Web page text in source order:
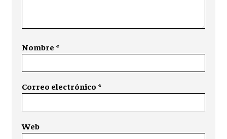
Nombre*
Correo electrónico*
Web